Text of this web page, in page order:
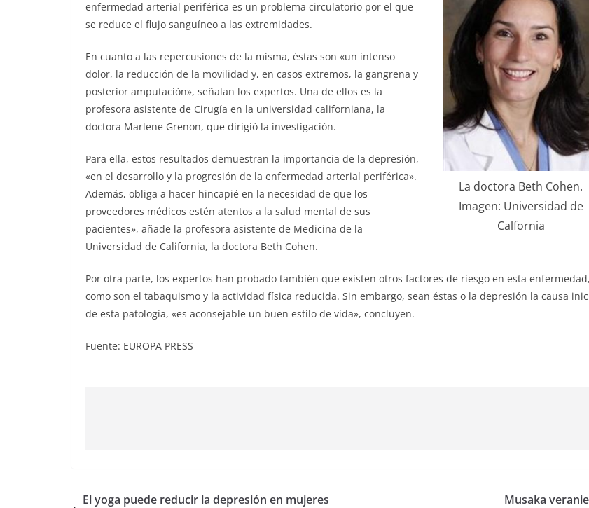
La doctora Beth Cohen.
Imagen: Universidad de
Calfornia
enfermedad arterial periférica es un problema circulatorio por el que
se reduce el flujo sanguíneo a las extremidades.
En cuanto a las repercusiones de la misma, éstas son «un intenso
dolor, la reducción de la movilidad y, en casos extremos, la gangrena y
posterior amputación», señalan los expertos. Una de ellos es la
profesora asistente de Cirugía en la universidad californiana, la
doctora Marlene Grenon, que dirigió la investigación.
Para ella, estos resultados demuestran la importancia de la depresión,
«en el desarrollo y la progresión de la enfermedad arterial periférica».
Además, obliga a hacer hincapié en la necesidad de que los
proveedores médicos estén atentos a la salud mental de sus
pacientes», añade la profesora asistente de Medicina de la
Universidad de California, la doctora Beth Cohen.
Por otra parte, los expertos han probado también que existen otros factores de riesgo en esta enfermedad,
como son el tabaquismo y la actividad física reducida. Sin embargo, sean éstas o la depresión la causa
de esta patología, «es aconsejable un buen estilo de vida», concluyen.
Fuente: EUROPA PRESS
El yoga puede reducir la depresión en mujeres
Musaka